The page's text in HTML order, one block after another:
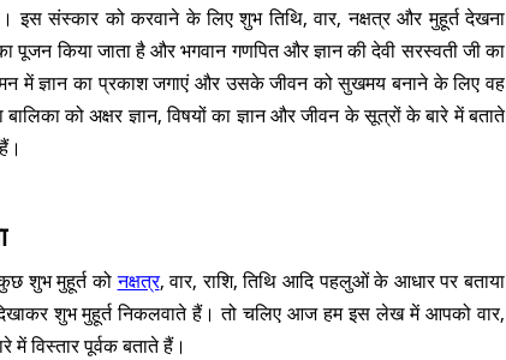
इस संस्कार को करवाने के लिए शुभ तिथि, वार, नक्षत्र और मुहूर्त देखना
किया जाता है और भगवान गणपित और ज्ञान की देवी सरस्वती जी का
में ज्ञान का प्रकाश जगाएं और उसके जीवन को सुखमय बनाने के लिए वह
को अक्षर ज्ञान, विषयों का ज्ञान और जीवन के सूत्रों के बारे में बताते
कुछ शुभ मुहूर्त कोनक्षत्र, वार, राशि, तिथि आदि पहलुओं के आधार पर बताया
शुभ मुहूर्त निकलवाते हैं। तो चलिए आज हम इस लेख में आपको वार,
विस्तार पूर्वक बताते हैं।